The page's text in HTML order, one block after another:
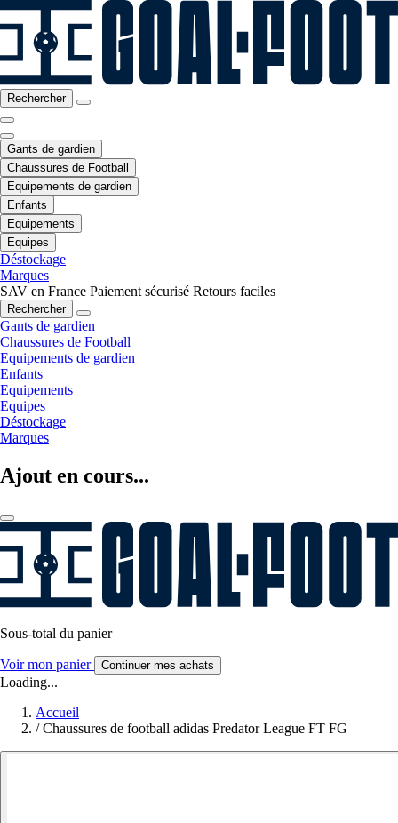
Rechercher
Gants de gardien
Chaussures de Football
Equipements de gardien
Enfants
Equipements
Equipes
Déstockage
Marques
SAV en France Paiement sécurisé Retours faciles
Rechercher
Gants de gardien
Chaussures de Football
Equipements de gardien
Enfants
Equipements
Equipes
Déstockage
Marques
Ajout en cours...
Sous-total du panier
Voir mon panier Continuer mes achats
Loading...
Accueil
/ Chaussures de football adidas Predator League FT FG